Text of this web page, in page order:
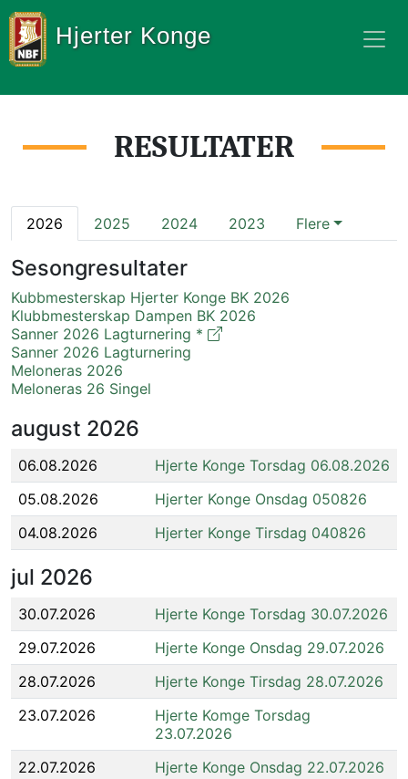
Hjerter Konge
RESULTATER
2026 2025 2024 2023 Flere
Sesongresultater
Kubbmesterskap Hjerter Konge BK 2026
Klubbmesterskap Dampen BK 2026
Sanner 2026 Lagturnering *
Sanner 2026 Lagturnering
Meloneras 2026
Meloneras 26 Singel
august 2026
06.08.2026
Hjerte Konge Torsdag 06.08.2026
05.08.2026
Hjerter Konge Onsdag 050826
04.08.2026
Hjerter Konge Tirsdag 040826
jul 2026
30.07.2026
Hjerte Konge Torsdag 30.07.2026
29.07.2026
Hjerte Konge Onsdag 29.07.2026
28.07.2026
Hjerte Konge Tirsdag 28.07.2026
23.07.2026
Hjerte Komge Torsdag
23.07.2026
22.07.2026
Hjerte Konge Onsdag 22.07.2026